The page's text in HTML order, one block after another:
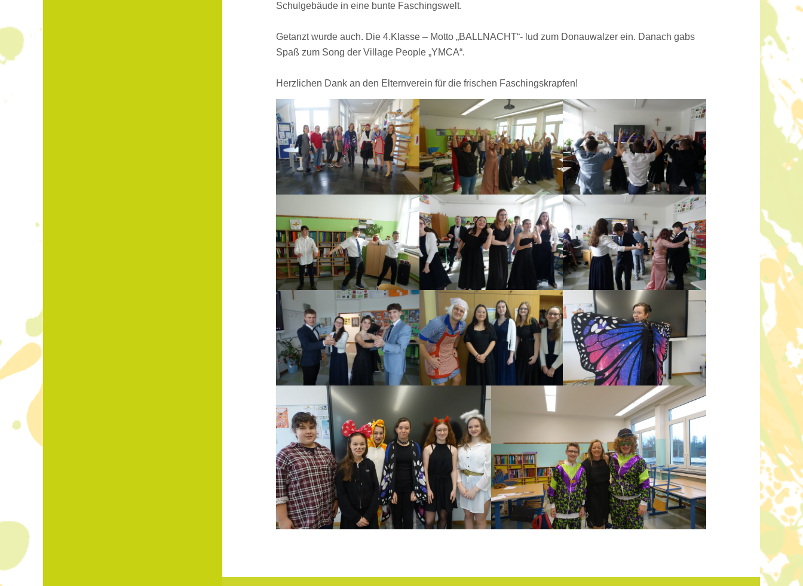
Schulgebäude in eine bunte Faschingswelt.
Getanzt wurde auch. Die 4.Klasse – Motto „BALLNACHT“- lud zum Donauwalzer ein. Danach gabs
Spaß zum Song der Village People „YMCA“.
Herzlichen Dank an den Elternverein für die frischen Faschingskrapfen!